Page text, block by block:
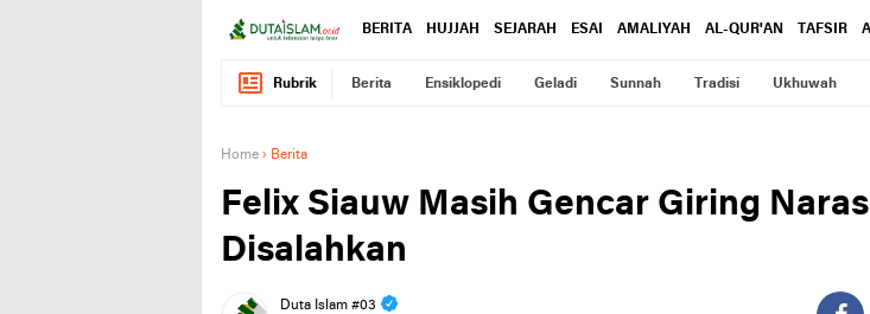
BERITA HUJJAH SEJARAH ESAI AMALIYAH AL-QUR'AN TAFSIR
Rubrik Berita Ensiklopedi Geladi Sunnah Tradisi Ukhuwah
Home › Berita
Felix Siauw Masih Gencar Giring
Disalahkan
Duta Islam #03